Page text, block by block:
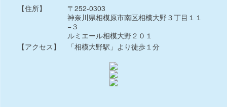
【住所】
〒252-0303
神奈川県相模原市南区相模大野３丁目１１
−３
ルミエール相模大野２０１
【アクセス】
「相模大野駅」より徒歩１分